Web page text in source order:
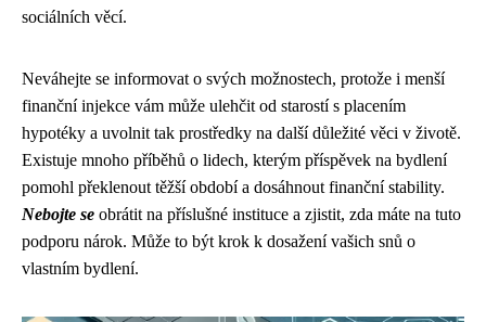
sociálních věcí.
Neváhejte se informovat o svých možnostech, protože i menší
finanční injekce vám může ulehčit od starostí s placením
hypotéky a uvolnit tak prostředky na další důležité věci v životě.
Existuje mnoho příběhů o lidech, kterým příspěvek na bydlení
pomohl překlenout těžší období a dosáhnout finanční stability.
Nebojte se obrátit na příslušné instituce a zjistit, zda máte na tuto
podporu nárok. Může to být krok k dosažení vašich snů o
vlastním bydlení.